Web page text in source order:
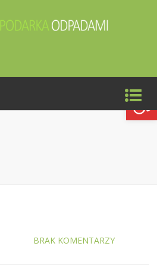
Open toolbar
BRAK KOMENTARZY